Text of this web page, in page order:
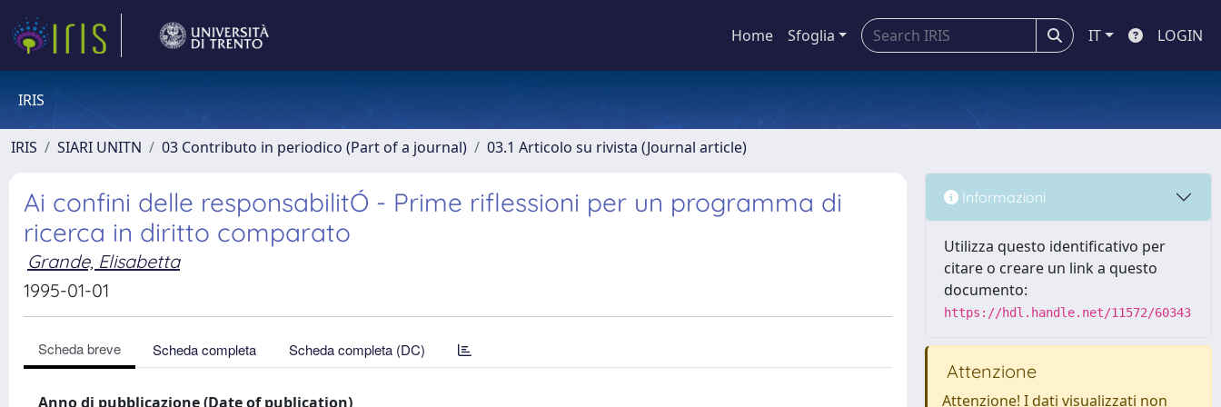
Home Sfoglia IT LOGIN
IRIS
IRIS SIARI UNITN 03 Contributo in periodico (Part of a journal) 03.1 Articolo su rivista (Journal article)
Ai confini delle responsabilitÓ - Prime riflessioni per un programma di
ricerca in diritto comparato
Grande, Elisabetta
1995-01-01
Scheda breve Scheda completa Scheda completa (DC)
Anno di pubblicazione (Date of publication)
Informazioni
Utilizza questo identificativo per
citare o creare un link a questo
documento:
https://hdl.handle.net/11572/60343
Attenzione
Attenzione! I dati visualizzati non